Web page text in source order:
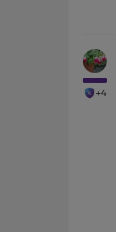
+4